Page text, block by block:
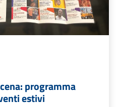
programma
estivi